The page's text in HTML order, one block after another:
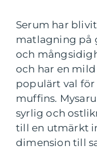
Serum har
matlagning på
och
och har en
populärt val för
muffins.
syrlig och
till en utmärkt
dimension till